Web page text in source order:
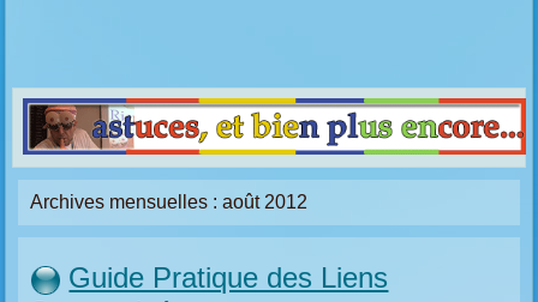
Archives mensuelles :août 2012
Guide Pratique des Liens